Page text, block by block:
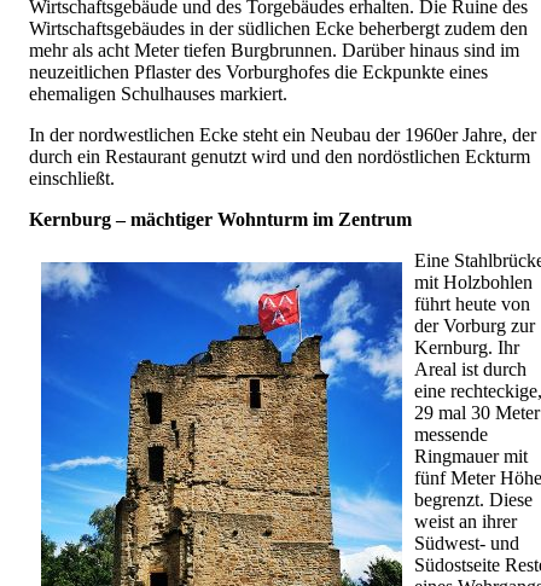
Wirtschaftsgebäude und des Torgebäudes erhalten. Die Ruine des
Wirtschaftsgebäudes in der südlichen Ecke beherbergt zudem den
mehr als acht Meter tiefen Burgbrunnen. Darüber hinaus sind im
neuzeitlichen Pflaster des Vorburghofes die Eckpunkte eines
ehemaligen Schulhauses markiert.
In der nordwestlichen Ecke steht ein Neubau der 1960er Jahre, der
durch ein Restaurant genutzt wird und den nordöstlichen Eckturm
einschließt.
Kernburg – mächtiger Wohnturm im Zentrum
Eine
mit Holzbohlen
führt heute von
der Vorburg zur
Kernburg. Ihr
Areal ist durch
eine rechteckige,
29 mal 30 Meter
messende
Ringmauer mit
fünf Meter Höhe
begrenzt. Diese
weist an ihrer
Südwest- und
Südostseite